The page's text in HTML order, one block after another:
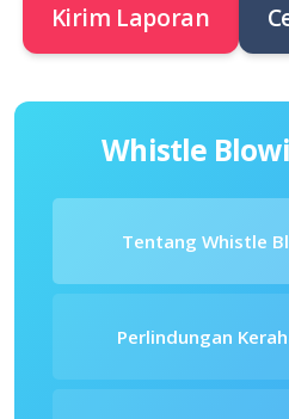
Kirim Laporan
Whistle
Tentang Whistle
Perlindungan